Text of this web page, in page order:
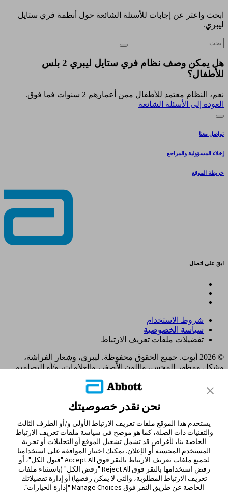
ابحث واعثر عن إجابات للأسئلة الشائعة حول أنظمة فري ستايل
ليبري.
هل يمكن وصف نظام فري ستايل ليبري 2 بلس
للأطفال؟
نعم، النظام معتمد للأطفال ممن أعمارهم 2 سنوات فما فوق.
العودة إلى الأسئلة الشائعة
تواصل معنا
إخلاء المسؤولية والمراجع
خريطة الموقع
ابقَ على اتصال
شروط الاستخدام
سياسة الخصوصية
تفضيلات ملفات تعريف الارتباط
© 2026 أبوت. جميع الحقوق محفوظة. ليبري، وشعار الفراشة،
وشكل ومظهر المجس، واللون الأصفر، والعلامات، و/أو التصاميم
مختلفة. العلامات التجارية الأخرى مملوكة لأصحابها المعنيين. لا يجوز
استخدام أي علامة تجارية، أو اسم تجاري، أو تصميم تجاري مملوك
لشركة أبوت على هذا الموقع دون الحصول على تصريح كتابي مسبق
من شركة أبوت لابوراتوريز، باستثناء تحديد المنتج أو الخدمات التابعة
للشركة. تم تصميم هذا الموقع والمعلومات الواردة فيه للاستخدام
من قبل المقيمين في الإمارات العربية المتحدة. الصور والبيانات
المُحاكية لأغراض توضيحية فقط و ليست بياناتأ و حالات مرضية
حقيقية.
ADC-122480 v2.0
MOHAP UM9J5F84-221025 Expiry 21/10/2026
مغادرة الصفحة؟
نحن نقدر خصوصيتك
يستخدم هذا الموقع ملفات تعريف الارتباط الأولى و/أو الطرف الثالث
والتقنيات ذات الصلة، كما هو موضح في سياسة ملفات تعريف الارتباط
الخاصة بنا، لأغراض قد تشمل تشغيل الموقع أو التحليلات أو تجربة
المستخدم المحسنة أو الإعلان. يمكنك اختيار الموافقة على استخدامنا
لجميع ملفات تعريف الارتباط بالنقر فوق Accept All "قبول الكل"، أو
رفض استخدامها بالنقر فوق Reject All "رفض الكل" (باستثناء ملفات
تعريف الارتباط المطلوبة، والتي لا يمكن رفضها) أو إدارة تفضيلاتك
الخاصة عن طريق النقر فوق Manage Choices "إدارة الخيارات".